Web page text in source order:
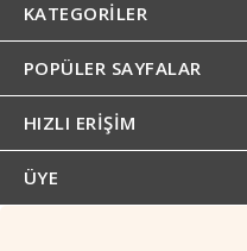
KATEGORILER
POPÜLER SAYFALAR
HIZLI ERIŞIM
ÜYE